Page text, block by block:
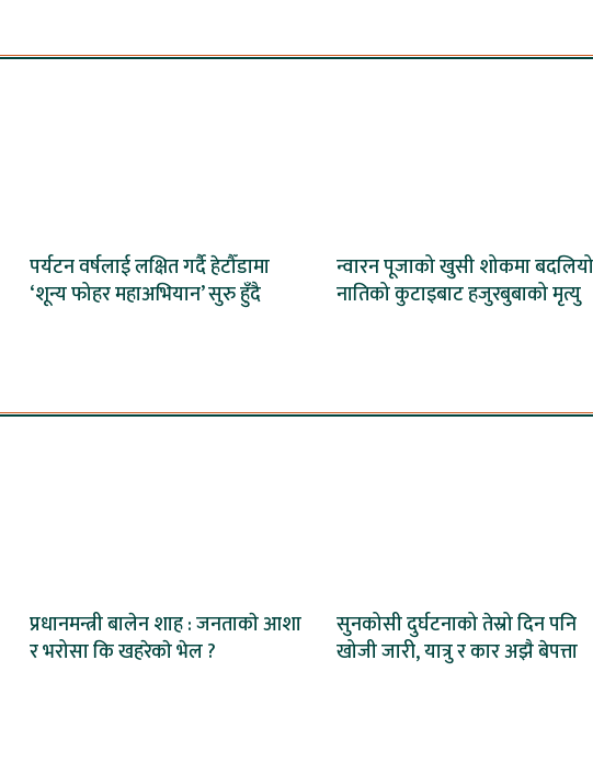
पर्यटन वर्षलाई लक्षित गर्दै हेटौँडामा
‘शून्य फोहर महाअभियान’ सुरु हुँदै
न्वारन पूजाको खुसी शोकमा
नातिको कुटाइबाट हजुरबुबाको मृत्यु
प्रधानमन्त्री बालेन शाह : जनताकाे आशा
र भरोसा कि खहरेकाे भेल ?
सुनकोसी दुर्घटनाको तेस्रो दिन पनि
खोजी जारी, यात्रु र कार अझै बेपत्ता